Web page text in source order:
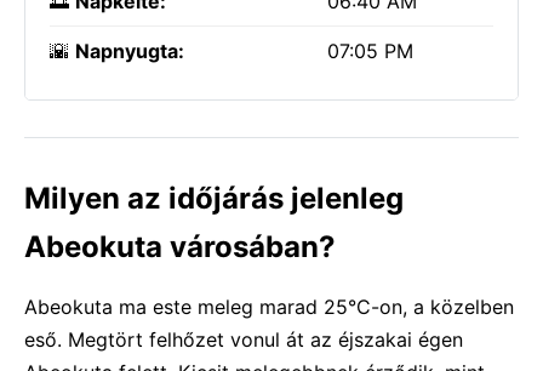
🌇 Napnyugta: 07:05 PM
Milyen az időjárás jelenleg
Abeokuta városában?
Abeokuta ma este meleg marad 25°C-on, a közelben
eső. Megtört felhőzet vonul át az éjszakai égen